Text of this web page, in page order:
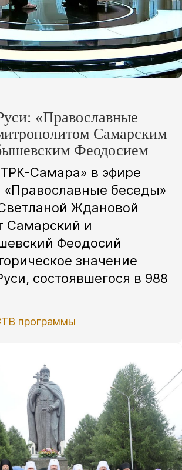
«Православные
Самарским
Феодосием
Самара» в эфире
беседы»
Ждановой
Самарский и
Феодосий
значение
состоявшегося в 988
программы